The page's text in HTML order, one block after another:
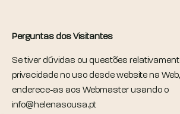
Perguntas dos Visitantes
Se tiver dúvidas ou questões
privacidade no uso desde website na
enderece-as aos Webmaster usando o
info@helenasousa.pt